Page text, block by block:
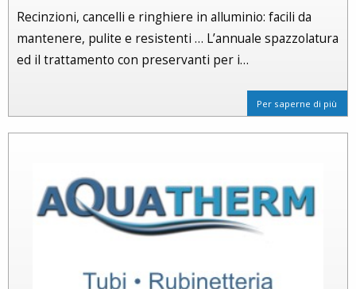
Recinzioni, cancelli e ringhiere in alluminio: facili da
mantenere, pulite e resistenti … L’annuale spazzolatura
ed il trattamento con preservanti per i…
Per saperne di più